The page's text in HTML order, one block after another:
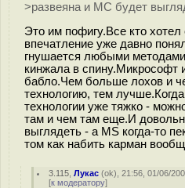
>развеяна и МС будет
Это им пофигу.Все кто хотел
впечатление уже давно
гнушается любыми
кинжала в спину.Микрософт
бабло.Чем больше лохов и
технологию, тем
технологии уже тяжко -
там и чем там еще.И
выглядеть - а MS когда-то
том как набить карман
3.115 ,Лукас (ok), 21:56, 01/06/
[к модератору]